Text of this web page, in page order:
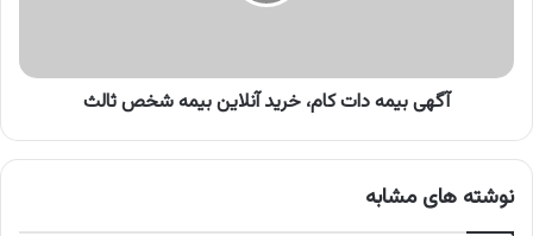
ثالث
آگهی بیمه دات کام، خرید آنلاین بیمه شخص ثالث
نوشته های مشابه